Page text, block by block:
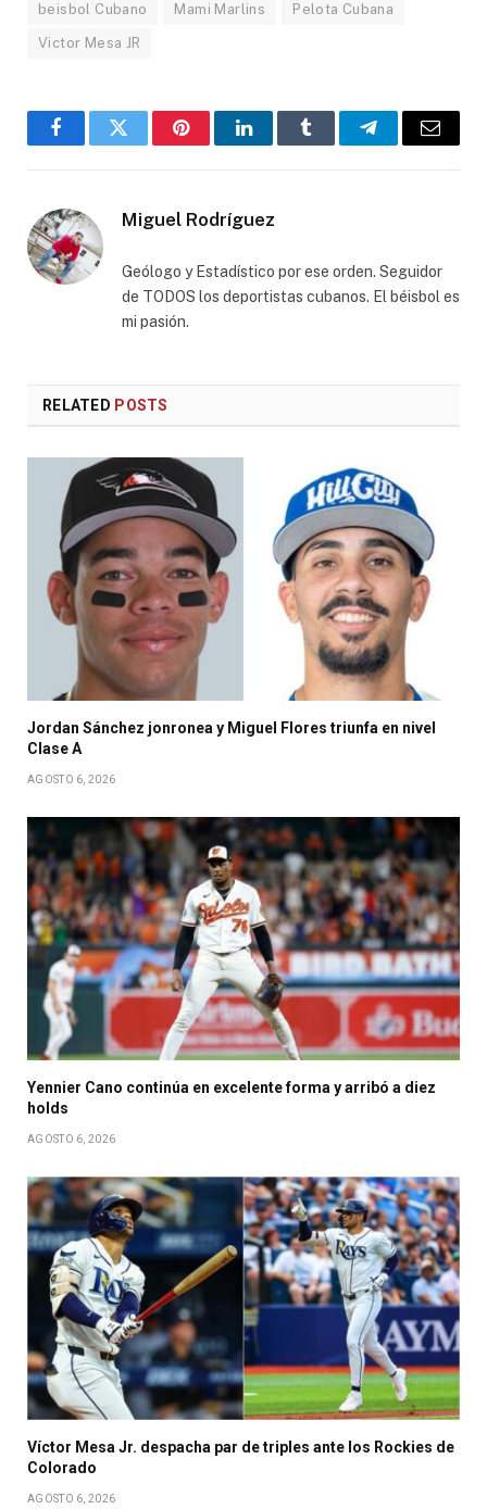
beisbol Cubano Mami Marlins Pelota Cubana
Victor Mesa JR
FacebookTwitter PinterestLinkedInTumblr TelegramEmail
Miguel Rodríguez
Geólogo y Estadístico por ese orden. Seguidor
de TODOS los deportistas cubanos. El béisbol es
mi pasión.
RELATED POSTS
Jordan Sánchez jonronea y Miguel Flores triunfa en nivel
Clase A
AGOSTO 6, 2026
Yennier Cano continúa en excelente forma y arribó a diez
holds
AGOSTO 6, 2026
Víctor Mesa Jr. despacha par de triples ante los Rockies de
Colorado
AGOSTO 6, 2026